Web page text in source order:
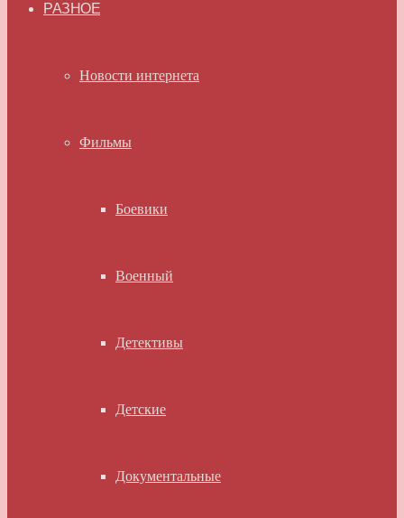
РАЗНОЕ
Новости интернета
Фильмы
Боевики
Военный
Детективы
Детские
Документальные